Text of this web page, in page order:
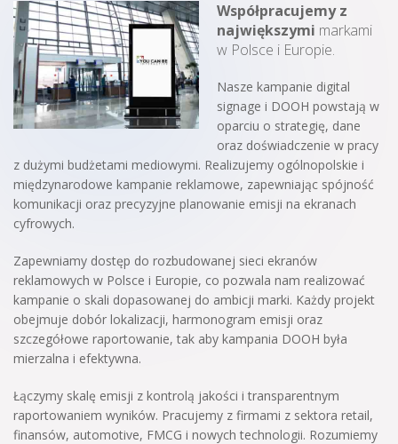
Współpracujemy z
największymi markami
w Polsce i Europie.
Nasze kampanie digital
signage i DOOH powstają w
oparciu o strategię, dane
oraz doświadczenie w pracy
z dużymi budżetami mediowymi. Realizujemy ogólnopolskie i
międzynarodowe kampanie reklamowe, zapewniając spójność
komunikacji oraz precyzyjne planowanie emisji na ekranach
cyfrowych.
Zapewniamy dostęp do rozbudowanej sieci ekranów
reklamowych w Polsce i Europie, co pozwala nam realizować
kampanie o skali dopasowanej do ambicji marki. Każdy projekt
obejmuje dobór lokalizacji, harmonogram emisji oraz
szczegółowe raportowanie, tak aby kampania DOOH była
mierzalna i efektywna.
Łączymy skalę emisji z kontrolą jakości i transparentnym
raportowaniem wyników. Pracujemy z firmami z sektora retail,
finansów, automotive, FMCG i nowych technologii. Rozumiemy